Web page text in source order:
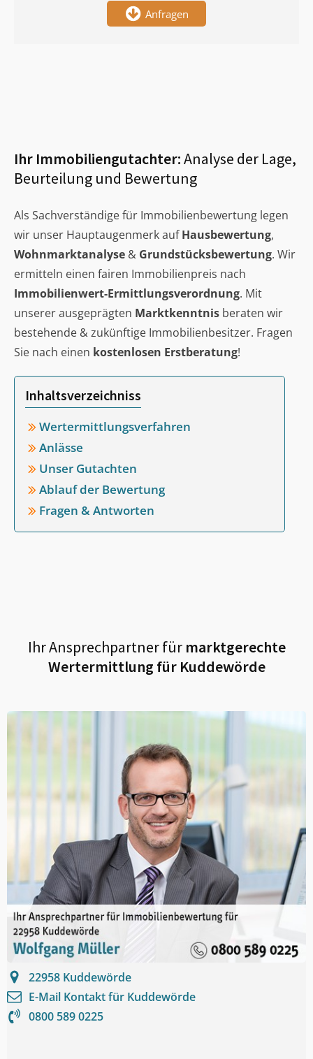
Anfragen
Ihr Immobiliengutachter:Analyse der Lage,
Beurteilung und Bewertung
Als Sachverständige für Immobilienbewertung legen
wir unser Hauptaugenmerk aufHausbewertung,
Wohnmarktanalyse & Grundstücksbewertung. Wir
ermitteln einen fairen Immobilienpreis nach
Immobilienwert-Ermittlungsverordnung. Mit
unserer ausgeprägten Marktkenntnis beraten wir
bestehende & zukünftige Immobilienbesitzer. Fragen
Sie nach einen kostenlosen Erstberatung!
Inhaltsverzeichniss
Wertermittlungsverfahren
Anlässe
Unser Gutachten
Ablauf der Bewertung
Fragen & Antworten
Ihr Ansprechpartner fürmarktgerechte
Wertermittlung für Kuddewörde
22958 Kuddewörde
E-Mail Kontakt für Kuddewörde
0800 589 0225